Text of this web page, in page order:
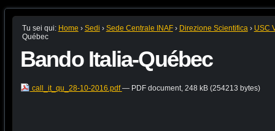
Tu sei qui: Home › Sedi › Sede Centrale INAF › Direzione Scientifica › USC
Québec
Bando Italia-Québec
call_it_qu_28-10-2016.pdf— PDF document, 248 kB (254213 bytes)